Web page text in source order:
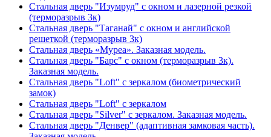
Стальная дверь "Изумруд" с окном и лазерной резкой
(терморазрыв 3к)
Стальная дверь "Таганай" с окном и английской
решеткой (терморазрыв 3к)
Стальная дверь «Муреа». Заказная модель.
Стальная дверь "Барс" с окном (терморазрыв 3к).
Заказная модель.
Стальная дверь "Loft" с зеркалом (биометрический
замок)
Стальная дверь "Loft" с зеркалом
Стальная дверь "Silver" с зеркалом. Заказная модель.
Стальная дверь "Денвер" (адаптивная замковая часть).